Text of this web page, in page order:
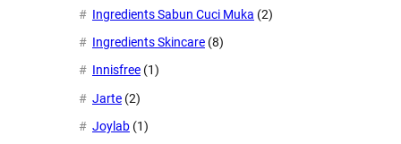
Ingredients Sabun Cuci Muka (2)
Ingredients Skincare (8)
Innisfree (1)
Jarte (2)
Joylab (1)